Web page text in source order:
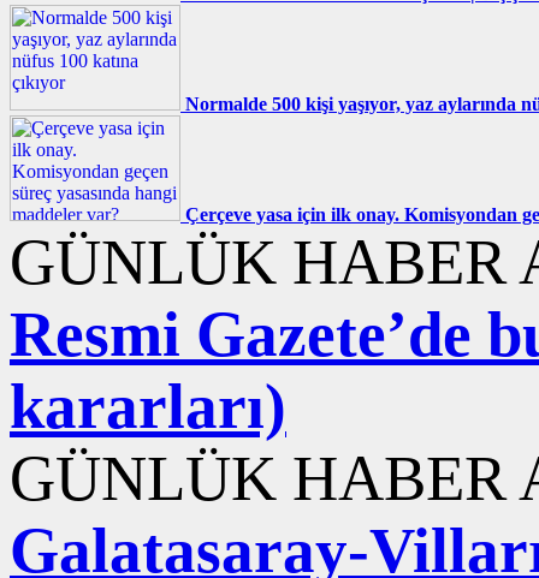
Normalde 500 kişi yaşıyor, yaz aylarında
Çerçeve yasa için ilk onay. Komisyondan
GÜNLÜK HABER
Resmi Gazete’de
kararları)
GÜNLÜK HABER
Galatasaray-